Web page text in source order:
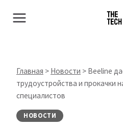
Главная > Новости > Beeline
трудоустройства и прокачки
специалистов
НОВОСТИ